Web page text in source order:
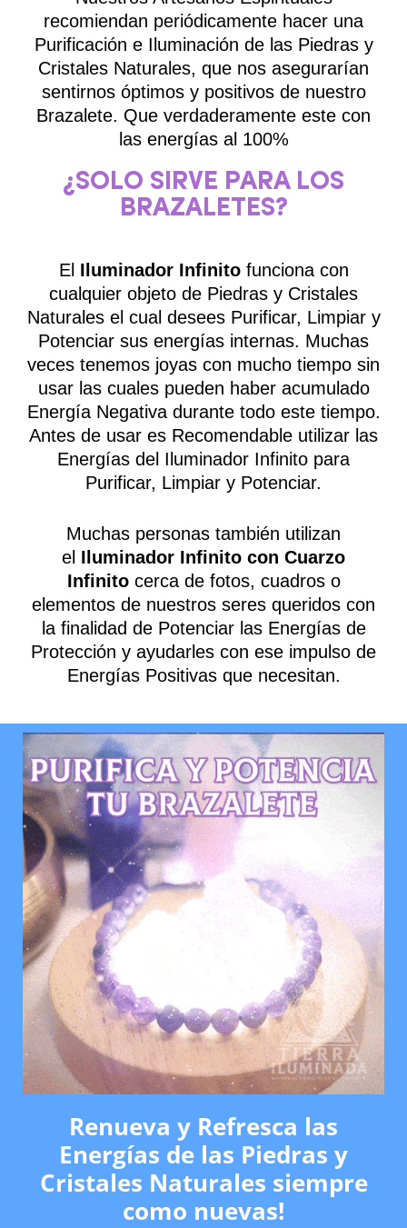
recomiendan periódicamente hacer una
Purificación e Iluminación de las Piedras y
Cristales Naturales, que nos asegurarían
sentirnos óptimos y positivos de nuestro
Brazalete. Que verdaderamente este con
las energías al 100%
¿SOLO SIRVE PARA LOS
BRAZALETES?
El Iluminador Infinitofunciona con
cualquier objeto de Piedras y Cristales
Naturales el cual desees Purificar, Limpiar y
Potenciar sus energías internas. Muchas
veces tenemos joyas con mucho tiempo sin
usar las cuales pueden haber acumulado
Energía Negativa durante todo este tiempo.
Antes de usar es Recomendable utilizar las
Energías del Iluminador Infinito para
Purificar, Limpiar y Potenciar.
Muchas personas también utilizan
el Iluminador Infinito con Cuarzo
Infinito cerca de fotos, cuadros o
elementos de nuestros seres queridos con
la finalidad de Potenciar las Energías de
Protección y ayudarles con ese impulso de
Energías Positivas que necesitan.
Renueva y Refresca las
Energías de las Piedras y
Cristales Naturales siempre
como nuevas!